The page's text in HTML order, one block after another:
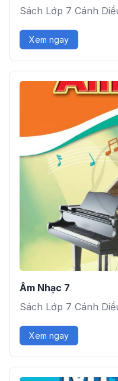
Sách Lớp 7 Cánh
Xem ngay
Âm Nhạc 7
Sách Lớp 7 Cánh
Xem ngay